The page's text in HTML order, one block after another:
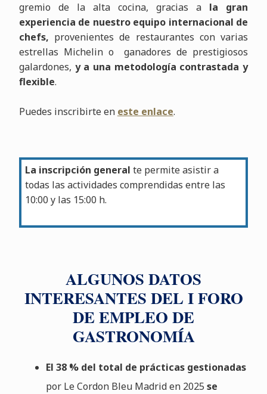
gremio de la alta cocina, gracias a la gran
experiencia de nuestro equipo internacional de
chefs, provenientes de restaurantes con varias
estrellas Michelin o ganadores de prestigiosos
galardones, y a una metodología contrastada y
flexible.
Puedes inscribirte en este enlace.
La inscripción generalte permite asistir a
todas las actividades comprendidas entre las
10:00 y las 15:00 h.
ALGUNOS DATOS
INTERESANTES DEL I FORO
DE EMPLEO DE
GASTRONOMÍA
El 38 % del total de prácticas gestionadas
por Le Cordon Bleu Madrid en 2025 se